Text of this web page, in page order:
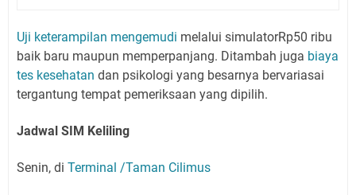
Uji keterampilan mengemudi melalui simulatorRp50 ribu
baik baru maupun memperpanjang. Ditambah juga biaya
tes kesehatan dan psikologi yang besarnya bervariasai
tergantung tempat pemeriksaan yang dipilih.
Jadwal SIM Keliling
Senin, di Terminal /Taman Cilimus